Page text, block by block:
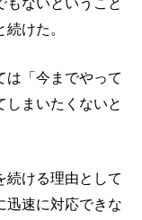
けた。
は「今までやって
しまいたくないと
続ける理由として
迅速に対応できな